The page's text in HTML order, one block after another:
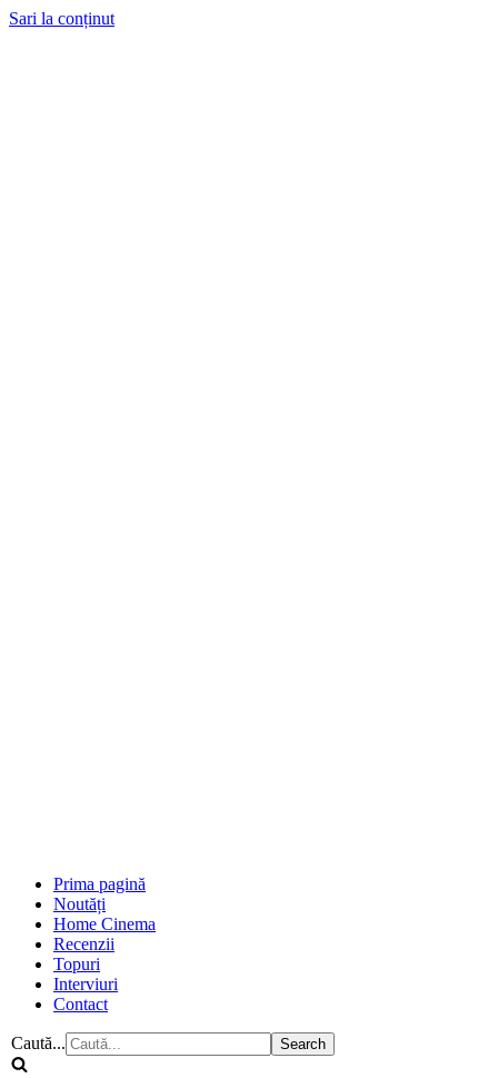
Sari la conținut
Prima pagină
Noutăți
Home Cinema
Recenzii
Topuri
Interviuri
Contact
Caută...